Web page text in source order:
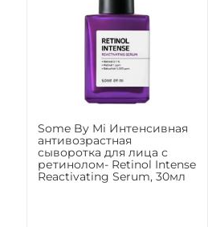
Some By Mi Интенсивная
антивозрастная
сыворотка для лица с
ретинолом- Retinol Intense
Reactivating Serum, 30мл